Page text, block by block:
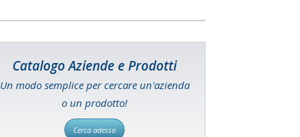
Catalogo Aziende e Prodotti
Un modo semplice per cercare un'azienda
o un prodotto!
Cerca adesso